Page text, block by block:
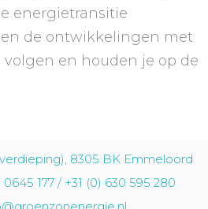
energietransitie
de ontwikkelingen met
en houden je op de
8305 BK Emmeloord
0645 177 / +31 (0) 630 595 280